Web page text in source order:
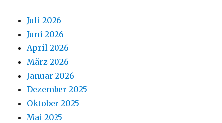
Juli 2026
Juni 2026
April 2026
März 2026
Januar 2026
Dezember 2025
Oktober 2025
Mai 2025